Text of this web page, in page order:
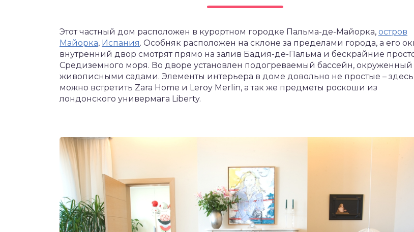
Этот частный дом расположен в курортном городке Пальма-де-Майорка, остров
Майорка, Испания. Особняк расположен на склоне за пределами города, а его
внутренний двор смотрят прямо на залив Бадия-де-Пальма и бескрайние
Средиземного моря. Во дворе установлен подогреваемый бассейн, окруженный
живописными садами. Элементы интерьера в доме довольно не простые – здесь
можно встретить Zara Home и Leroy Merlin, а так же предметы роскоши из
лондонского универмага Liberty.